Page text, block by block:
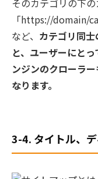
そのカテゴリの下
「https://domain/
など、 カテゴリ同
と、ユーザーにと
ンジンのクローラ
なります。
3-4. タイトル、